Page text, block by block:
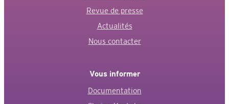
Revue de presse
Actualités
Nous contacter
Vous informer
Documentation